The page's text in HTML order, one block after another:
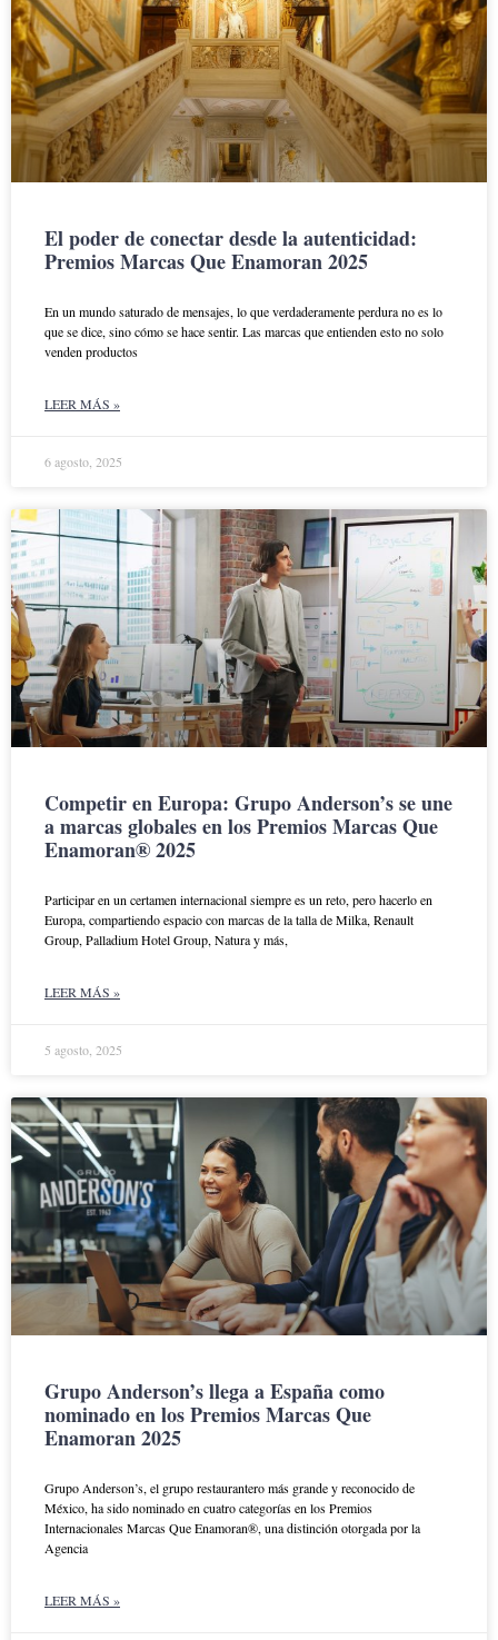
El poder de conectar desde la autenticidad:
Premios Marcas Que Enamoran 2025
En un mundo saturado de mensajes, lo que verdaderamente perdura no es lo
que se dice, sino cómo se hace sentir. Las marcas que entienden esto no solo
venden productos
LEER MÁS »
6 agosto, 2025
Competir en Europa: Grupo Anderson’s se une
a marcas globales en los Premios Marcas Que
Enamoran® 2025
Participar en un certamen internacional siempre es un reto, pero hacerlo en
Europa, compartiendo espacio con marcas de la talla de Milka, Renault
Group, Palladium Hotel Group, Natura y más,
LEER MÁS »
5 agosto, 2025
Grupo Anderson’s llega a España como
nominado en los Premios Marcas Que
Enamoran 2025
Grupo Anderson’s, el grupo restaurantero más grande y reconocido de
México, ha sido nominado en cuatro categorías en los Premios
Internacionales Marcas Que Enamoran®, una distinción otorgada por la
Agencia
LEER MÁS »